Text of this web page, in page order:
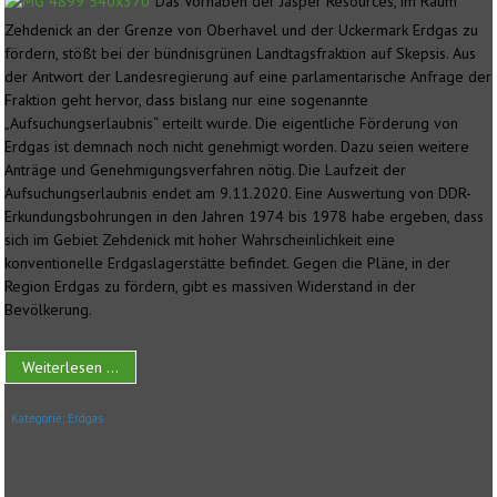
Zehdenick an der Grenze von Oberhavel und der Uckermark Erdgas zu
fördern, stößt bei der bündnisgrünen Landtagsfraktion auf Skepsis. Aus
der Antwort der Landesregierung auf eine parlamentarische Anfrage der
Fraktion geht hervor, dass bislang nur eine sogenannte
„Aufsuchungserlaubnis“ erteilt wurde. Die eigentliche Förderung von
Erdgas ist demnach noch nicht genehmigt worden. Dazu seien weitere
Anträge und Genehmigungsverfahren nötig. Die Laufzeit der
Aufsuchungserlaubnis endet am 9.11.2020. Eine Auswertung von DDR-
Erkundungsbohrungen in den Jahren 1974 bis 1978 habe ergeben, dass
sich im Gebiet Zehdenick mit hoher Wahrscheinlichkeit eine
konventionelle Erdgaslagerstätte befindet. Gegen die Pläne, in der
Region Erdgas zu fördern, gibt es massiven Widerstand in der
Bevölkerung.
Weiterlesen ...
Kategorie: Erdgas